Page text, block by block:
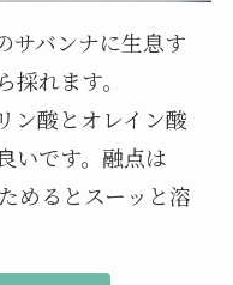
サバンナに生息す
れます。
ン酸とオレイン酸
いです。融点は
めるとスーッと溶